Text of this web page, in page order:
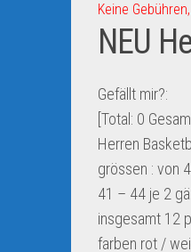
Keine
NEU
Gefällt mir?:
[Total: 0
Herren
grössen : von
41 – 44 je 2
insgesamt 12
farben rot /